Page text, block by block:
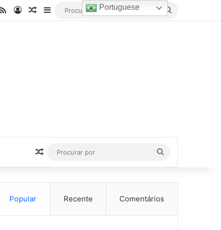
RSSEntrarArtigo aleatório
Barra Lateral
Artigo aleatório
por
Popular Recente Comentários
Portuguese